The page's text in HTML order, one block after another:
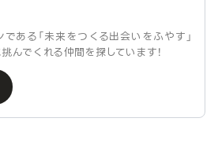
ある「未来をつくる出会いをふやす」
んでくれる仲間を探しています！